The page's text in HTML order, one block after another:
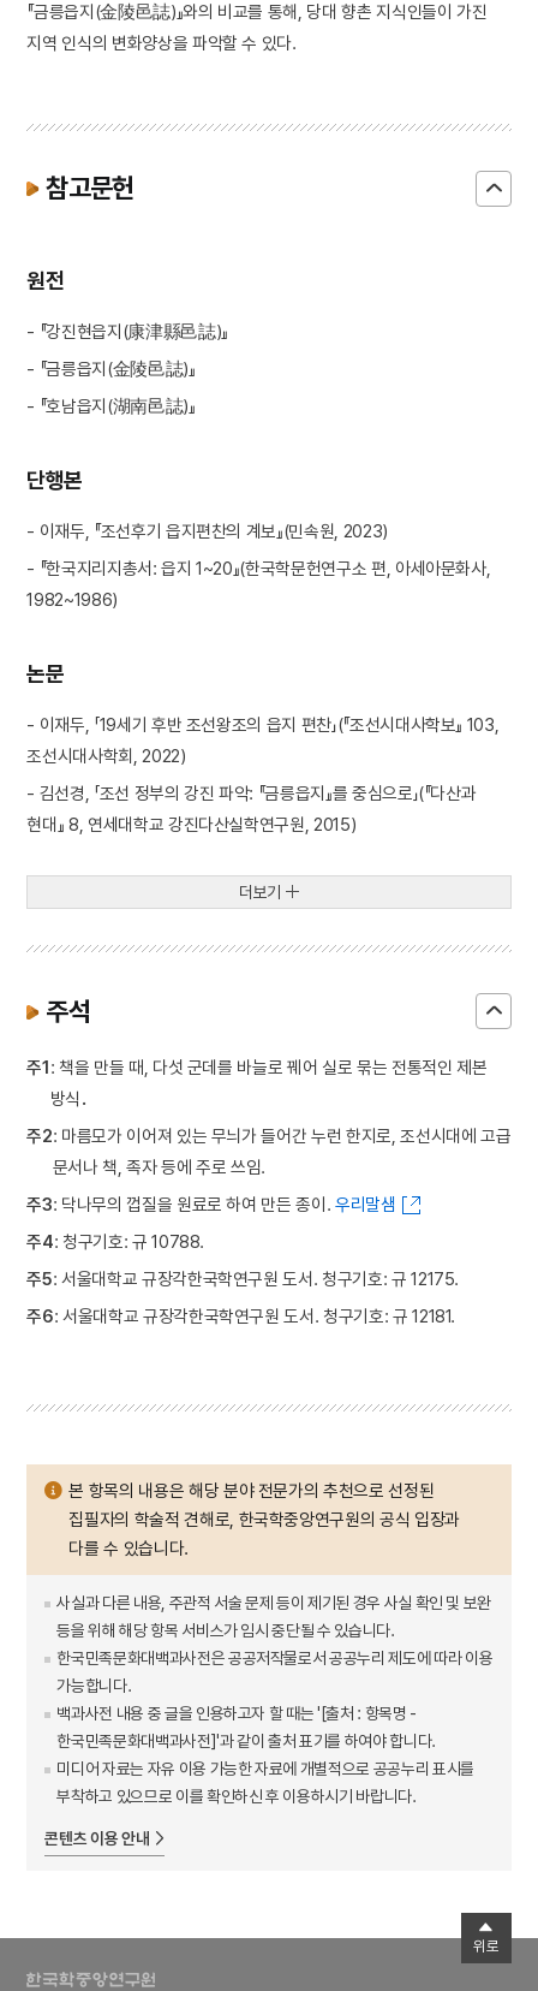
『금릉읍지(金陵邑誌)』와의 비교를 통해, 당대 향촌 지식인들이 가진
지역 인식의 변화양상을 파악할 수 있다.
참고문헌
원전
- 『강진현읍지(康津縣邑誌)』
- 『금릉읍지(金陵邑誌)』
- 『호남읍지(湖南邑誌)』
단행본
- 이재두, 『조선후기 읍지편찬의 계보』(민속원, 2023)
- 『한국지리지총서: 읍지 1~20』(한국학문헌연구소 편, 아세아문화사,
1982~1986)
논문
- 이재두, 「19세기 후반 조선왕조의 읍지 편찬」(『조선시대사학보』 103,
조선시대사학회, 2022)
- 김선경, 「조선 정부의 강진 파악: 『금릉읍지』를 중심으로」(『다산과
현대』 8, 연세대학교 강진다산실학연구원, 2015)
더보기
주석
주1: 책을 만들 때, 다섯 군데를 바늘로 꿰어 실로 묶는 전통적인 제본
방식．
주2: 마름모가 이어져 있는 무늬가 들어간 누런 한지로, 조선시대에 고급
문서나 책, 족자 등에 주로 쓰임.
주3: 닥나무의 껍질을 원료로 하여 만든 종이. 우리말샘
주4: 청구기호: 규 10788.
주5: 서울대학교 규장각한국학연구원 도서. 청구기호: 규 12175.
주6: 서울대학교 규장각한국학연구원 도서. 청구기호: 규 12181.
본 항목의 내용은 해당 분야 전문가의 추천으로 선정된
집필자의 학술적 견해로, 한국학중앙연구원의 공식 입장과
다를 수 있습니다.
사실과 다른 내용, 주관적 서술 문제 등이 제기된 경우 사실 확인 및 보완
등을 위해 해당 항목 서비스가 임시 중단될 수 있습니다.
한국민족문화대백과사전은 공공저작물로서 공공누리 제도에 따라 이용
가능합니다.
백과사전 내용 중 글을 인용하고자 할 때는 '[출처 : 항목명 -
한국민족문화대백과사전]'과 같이 출처 표기를 하여야 합니다.
미디어 자료는 자유 이용 가능한 자료에 개별적으로 공공누리 표시를
부착하고 있으므로 이를 확인하신 후 이용하시기 바랍니다.
콘텐츠 이용 안내
위로